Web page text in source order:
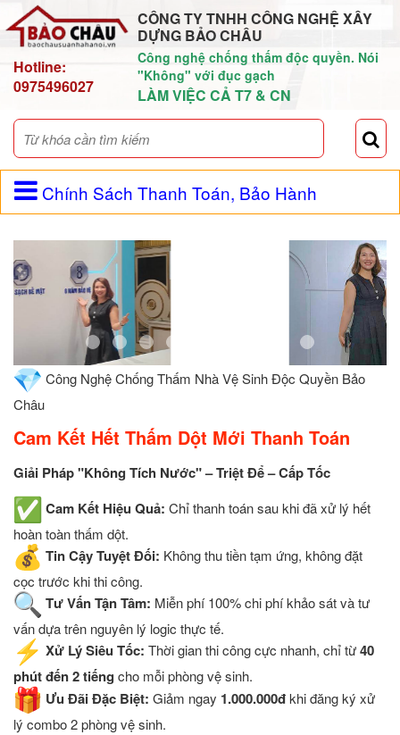
Hotline:
0975496027
CÔNG TY TNHH CÔNG NGHỆ XÂY
DỰNG BẢO CHÂU
Công nghệ chống thấm độc quyền. Nói
"Không" với đục gạch
LÀM VIỆC CẢ T7 & CN
Chính Sách Thanh Toán, Bảo Hành
Công Nghệ Chống Thấm Nhà Vệ Sinh Độc Quyền Bảo
Châu
Cam Kết Hết Thấm Dột Mới Thanh Toán
Giải Pháp "Không Tích Nước" – Triệt Để – Cấp Tốc
Cam Kết Hiệu Quả: Chỉ thanh toán sau khi đã xử lý hết
hoàn toàn thấm dột.
Tin Cậy Tuyệt Đối: Không thu tiền tạm ứng, không đặt
cọc trước khi thi công.
Tư Vấn Tận Tâm: Miễn phí 100% chi phí khảo sát và tư
vấn dựa trên nguyên lý logic thực tế.
Xử Lý Siêu Tốc: Thời gian thi công cực nhanh, chỉ từ40
phút đến 2 tiếng cho mỗi phòng vệ sinh.
Ưu Đãi Đặc Biệt: Giảm ngay 1.000.000đkhi đăng ký xử
lý combo 2 phòng vệ sinh.